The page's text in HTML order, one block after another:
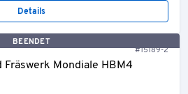
Details
BEENDET
#15189-2
Fräswerk Mondiale HBM4